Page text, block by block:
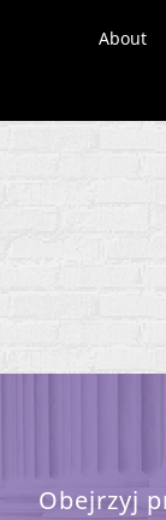
About
Obejrzyj